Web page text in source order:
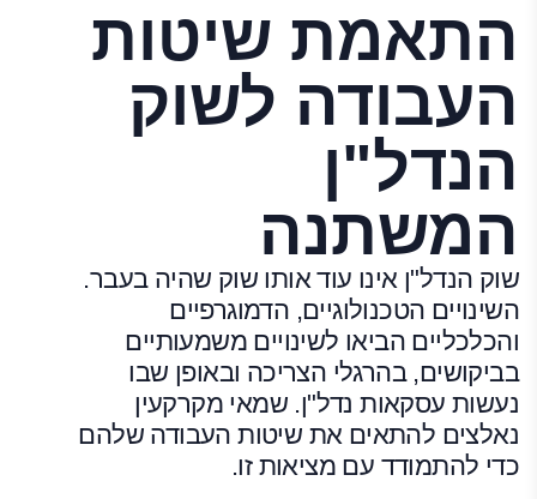
התאמת שיטות
העבודה לשוק
הנדל"ן
המשתנה
שוק הנדל"ן אינו עוד אותו שוק שהיה בעבר.
השינויים הטכנולוגיים, הדמוגרפיים
והכלכליים הביאו לשינויים משמעותיים
בביקושים, בהרגלי הצריכה ובאופן שבו
נעשות עסקאות נדל"ן. שמאי מקרקעין
נאלצים להתאים את שיטות העבודה שלהם
כדי להתמודד עם מציאות זו.